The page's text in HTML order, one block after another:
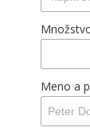
Meno a